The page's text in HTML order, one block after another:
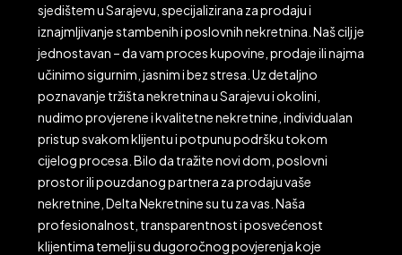
sjedištem u Sarajevu, specijalizirana za prodaju i
iznajmljivanje stambenih i poslovnih nekretnina. Naš cilj je
jednostavan – da vam proces kupovine, prodaje ili najma
učinimo sigurnim, jasnim i bez stresa. Uz detaljno
poznavanje tržišta nekretnina u Sarajevu i okolini,
nudimo provjerene i kvalitetne nekretnine, individualan
pristup svakom klijentu i potpunu podršku tokom
cijelog procesa. Bilo da tražite novi dom, poslovni
prostor ili pouzdanog partnera za prodaju vaše
nekretnine, Delta Nekretnine su tu za vas. Naša
profesionalnost, transparentnost i posvećenost
klijentima temelji su dugoročnog povjerenja koje